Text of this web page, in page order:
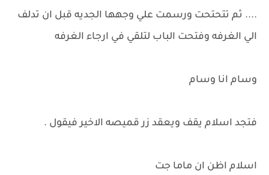
.... ثم تتحتحت ورسمت علي وجهها الجديه قبل ان تدلف
الي الغرفه وفتحت الباب لتلقي في ارجاء الغرفه
وسام انا وسام
فتجد اسلام يقف ويعقد زر قميصه الاخير فيقول .
اسلام اظن ان ماما جت